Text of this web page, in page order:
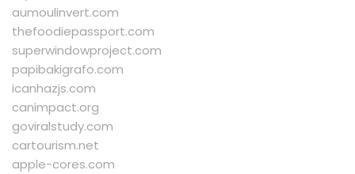
aumoulinvert.com
thefoodiepassport.com
superwindowproject.com
papibakigrafo.com
icanhazjs.com
canimpact.org
goviralstudy.com
cartourism.net
apple-cores.com